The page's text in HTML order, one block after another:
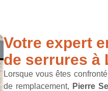
Votre expert
de serrures à
Lorsque vous êtes
de remplacement, Pierre